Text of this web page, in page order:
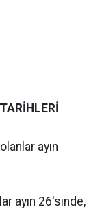
ayın
ayın 26'sınde,